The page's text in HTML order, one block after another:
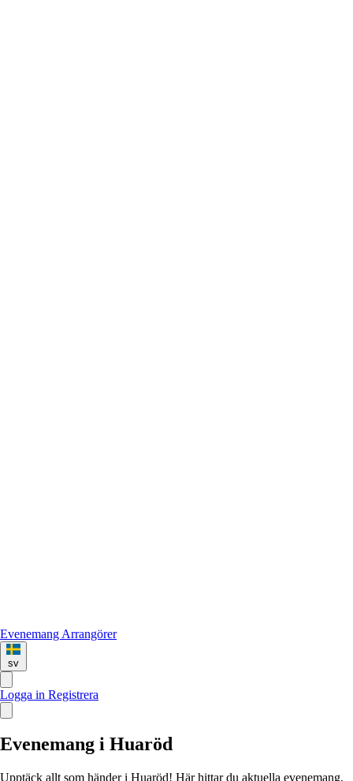
Evenemang Arrangörer
sv
Logga in Registrera
Evenemang i Huaröd
Upptäck allt som händer i Huaröd! Här hittar du aktuella evenemang,